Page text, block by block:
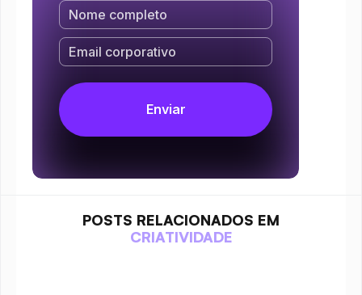
POSTS RELACIONADOS EM
CRIATIVIDADE